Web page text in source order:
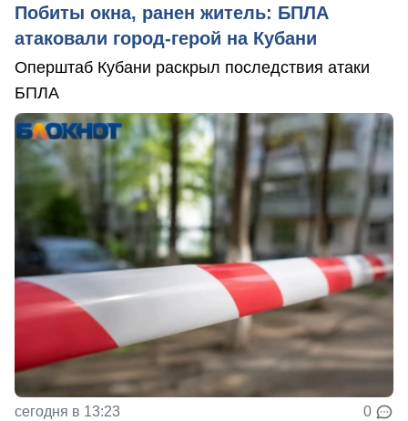
Побиты окна, ранен житель: БПЛА
атаковали город-герой на Кубани
Оперштаб Кубани раскрыл последствия атаки
БПЛА
сегодня в 13:23 0